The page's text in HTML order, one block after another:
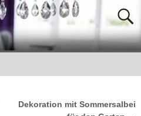
Dekoration mit Sommersalbei